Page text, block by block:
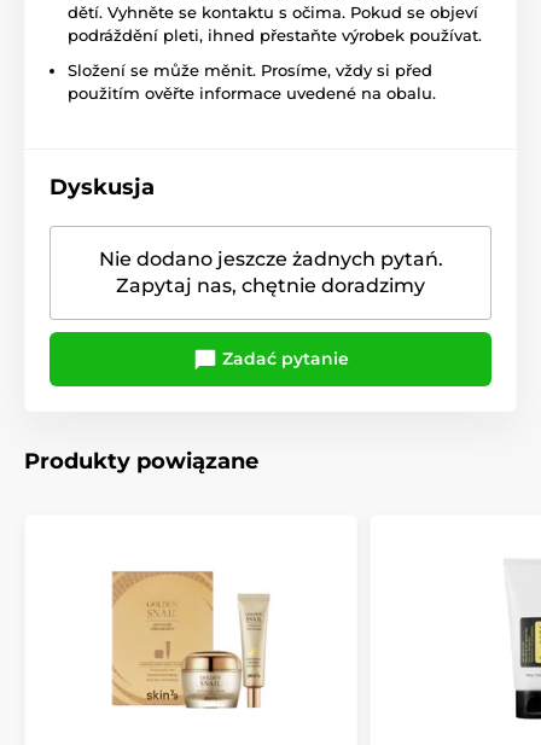
dětí. Vyhněte se kontaktu s očima. Pokud se objeví
podráždění pleti, ihned přestaňte výrobek používat.
Složení se může měnit. Prosíme, vždy si před
použitím ověřte informace uvedené na obalu.
Dyskusja
Nie dodano jeszcze żadnych pytań.
Zapytaj nas, chętnie doradzimy
Zadać pytanie
Produkty powiązane